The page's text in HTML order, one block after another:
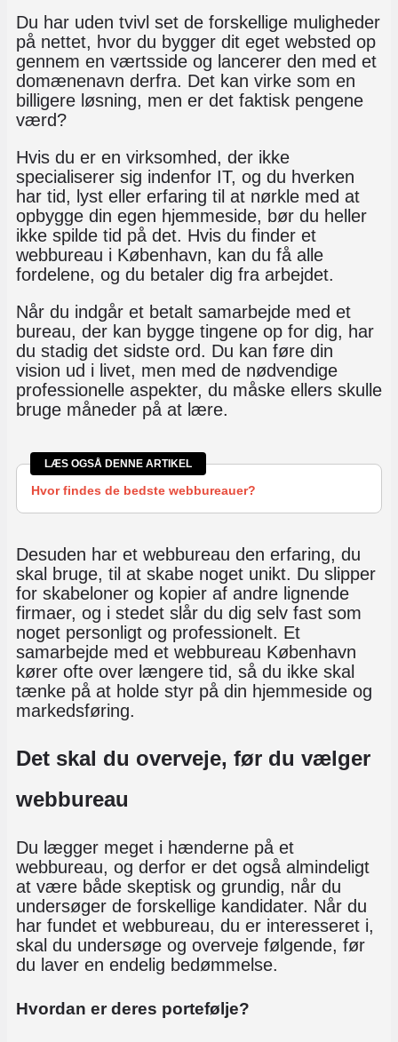
Du har uden tvivl set de forskellige muligheder
på nettet, hvor du bygger dit eget websted op
gennem en værtsside og lancerer den med et
domænenavn derfra. Det kan virke som en
billigere løsning, men er det faktisk pengene
værd?
Hvis du er en virksomhed, der ikke
specialiserer sig indenfor IT, og du hverken
har tid, lyst eller erfaring til at nørkle med at
opbygge din egen hjemmeside, bør du heller
ikke spilde tid på det. Hvis du finder et
webbureau i København, kan du få alle
fordelene, og du betaler dig fra arbejdet.
Når du indgår et betalt samarbejde med et
bureau, der kan bygge tingene op for dig, har
du stadig det sidste ord. Du kan føre din
vision ud i livet, men med de nødvendige
professionelle aspekter, du måske ellers skulle
bruge måneder på at lære.
LÆS OGSÅ DENNE ARTIKEL
Hvor findes de bedste webbureauer?
Desuden har et webbureau den erfaring, du
skal bruge, til at skabe noget unikt. Du slipper
for skabeloner og kopier af andre lignende
firmaer, og i stedet slår du dig selv fast som
noget personligt og professionelt. Et
samarbejde med et webbureau København
kører ofte over længere tid, så du ikke skal
tænke på at holde styr på din hjemmeside og
markedsføring.
Det skal du overveje, før du vælger
webbureau
Du lægger meget i hænderne på et
webbureau, og derfor er det også almindeligt
at være både skeptisk og grundig, når du
undersøger de forskellige kandidater. Når du
har fundet et webbureau, du er interesseret i,
skal du undersøge og overveje følgende, før
du laver en endelig bedømmelse.
Hvordan er deres portefølje?